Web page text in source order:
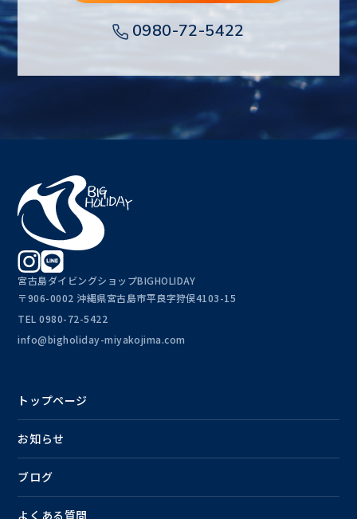
0980-72-5422
宮古島ダイビングショップBIGHOLIDAY
〒906-0002 沖縄県宮古島市平良字狩俣4103-15
TEL0980-72-5422
info@bigholiday-miyakojima.com
トップページ
お知らせ
ブログ
よくある質問